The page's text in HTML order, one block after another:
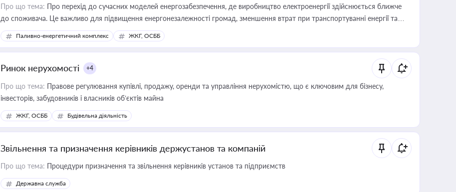
Про що тема: Про перехід до сучасних моделей енергозабезпечення, де виробництво електроенергії здійснюється ближче
до споживача. Це важливо для підвищення енергонезалежності громад, зменшення втрат при транспортуванні енергії та
стимулювання розвитку відновлюваних джерел
Паливно-енергетичний комплекс ЖКГ, ОСББ
Ринок нерухомості +4
Про що тема: Правове регулювання купівлі, продажу, оренди та управління нерухомістю, що є ключовим для бізнесу,
інвесторів, забудовників і власників об’єктів майна
ЖКГ, ОСББ Будівельна діяльність
Звільнення та призначення керівників держустанов та компаній
Про що тема: Процедури призначення та звільнення керівників установ та підприємств
Державна служба